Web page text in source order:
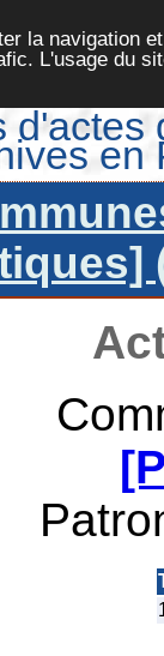
la navigation
L'usage du
d'actes
en